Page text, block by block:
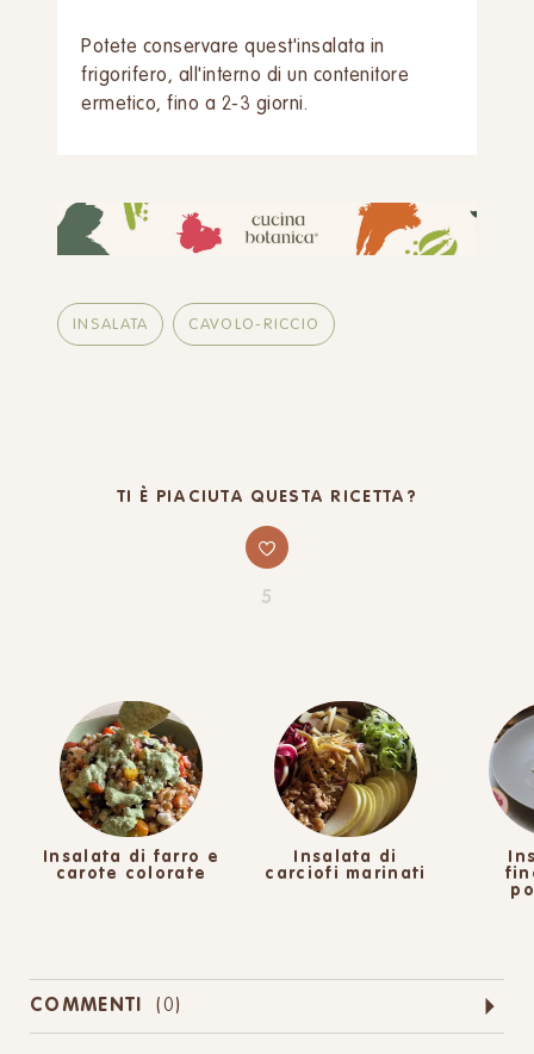
Potete conservare quest'insalata in
frigorifero, all'interno di un contenitore
ermetico, fino a 2-3 giorni.
INSALATA CAVOLO-RICCIO
TI È PIACIUTA QUESTA RICETTA?
5
Insalata di farro e
carote colorate
Insalata di
carciofi marinati
COMMENTI (0)